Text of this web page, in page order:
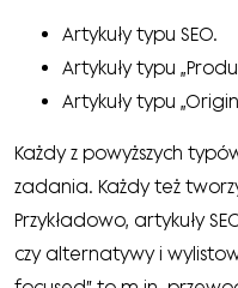
Artykuły typu SEO.
Artykuły typu
Artykuły typu
Każdy z powyższych
zadania. Każdy też
Przykładowo, artykuły
czy alternatywy i